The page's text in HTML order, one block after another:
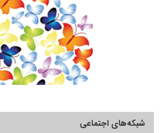
شبکه‌های اجتماعی